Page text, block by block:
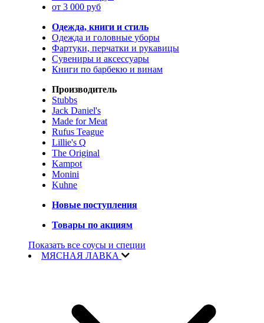
от 3 000 руб
Одежда, книги и стиль
Одежда и головные уборы
Фартуки, перчатки и рукавицы
Сувениры и аксессуары
Книги по барбекю и винам
Производитель
Stubbs
Jack Daniel's
Made for Meat
Rufus Teague
Lillie's Q
The Original
Kampot
Monini
Kuhne
Новые поступления
Товары по акциям
Показать все соусы и специи
МЯСНАЯ ЛАВКА